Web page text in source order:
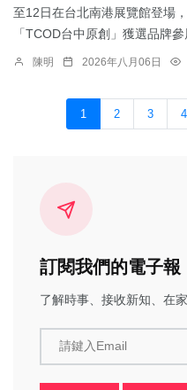
至12日在台北南港展覽館登場
「TCOD台中原創」獲選品牌
陳明 2026年八月06日
1 2 3 4
訂閱我們的電子報
了解時事、接收新知、在
請鍵入Email